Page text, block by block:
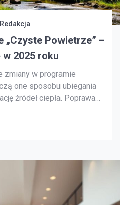
Redakcja
„Czyste Powietrze” –
2025 roku
zmiany w programie
one sposobu ubiegania
źródeł ciepła. Poprawa